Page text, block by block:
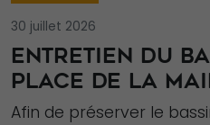
30 juillet 2026
ENTRETIEN DU
PLACE DE LA
Afin de préserver le